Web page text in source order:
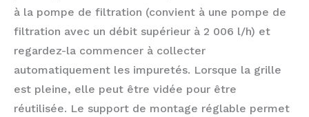
à la pompe de filtration (convient à une pompe de
filtration avec un débit supérieur à 2 006 l/h) et
regardez-la commencer à collecter
automatiquement les impuretés. Lorsque la grille
est pleine, elle peut être vidée pour être
réutilisée. Le support de montage réglable permet